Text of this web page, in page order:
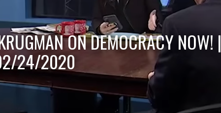
ON DEMOCRACY NOW! |
24/2020